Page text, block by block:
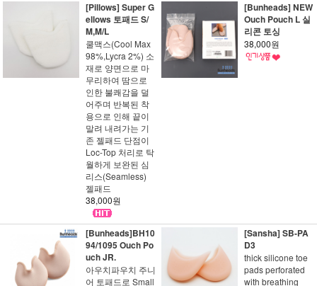
[Pillows] Super G
ellows 토패드 S/
M,M/L
쿨맥스(Cool Max
98%,Lycra 2%) 소
재로 양면으로 마
무리하여 땀으로
인한 불쾌감을 덜
어주며 반복된 착
용으로 인해 끝이
말려 내려가는 기
존 젤패드 단점이
Loc-Top 처리로 탁
월하게 보완된 심
리스(Seamless)
젤패드
38,000원
[Bunheads] NEW
Ouch Pouch L 실
리콘 토싱
38,000원
[Bunheads]BH10
94/1095 Ouch Po
uch JR.
아우치파우치 주니
어 토패드로 Small
[Sansha] SB-PA
D3
thick silicone toe
pads perforated
with breathing